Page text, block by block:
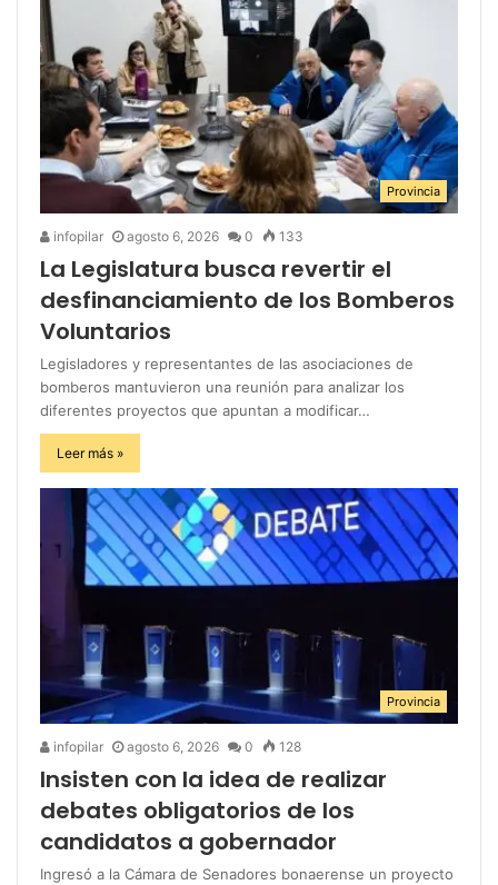
Provincia
infopilar agosto 6, 2026 0 133
La Legislatura busca revertir el
desfinanciamiento de los Bomberos
Voluntarios
Legisladores y representantes de las asociaciones de
bomberos mantuvieron una reunión para analizar los
diferentes proyectos que apuntan a modificar…
Leer más »
Provincia
infopilar agosto 6, 2026 0 128
Insisten con la idea de realizar
debates obligatorios de los
candidatos a gobernador
Ingresó a la Cámara de Senadores bonaerense un proyecto